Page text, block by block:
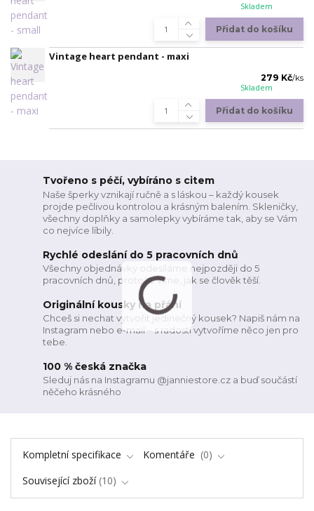
Skladem
Přidat do košíku
Vintage heart pendant - maxi
279 Kč/ks
Skladem
Přidat do košíku
Tvořeno s péčí, vybíráno s citem
Naše šperky vznikají ručně a s láskou – každý kousek
projde pečlivou kontrolou a krásným balením. Skleničky,
všechny doplňky a samolepky vybíráme tak, aby se Vám
co nejvíce líbily.
Rychlé odeslání do 5 pracovních dnů
Všechny objednávky odesíláme nejpozději do 5
pracovních dnů, protože víme, jak se člověk těší.
Originální kousky na přání
Chceš si nechat vytvořit jedinečný kousek? Napiš nám na
Instagram nebo e-mail – s radostí vytvoříme něco jen pro
tebe.
100 % česká značka
Sleduj nás na Instagramu @janniestore.cz a buď součástí
něčeho krásného
Kompletní specifikace Komentáře
0
Související zboží 10